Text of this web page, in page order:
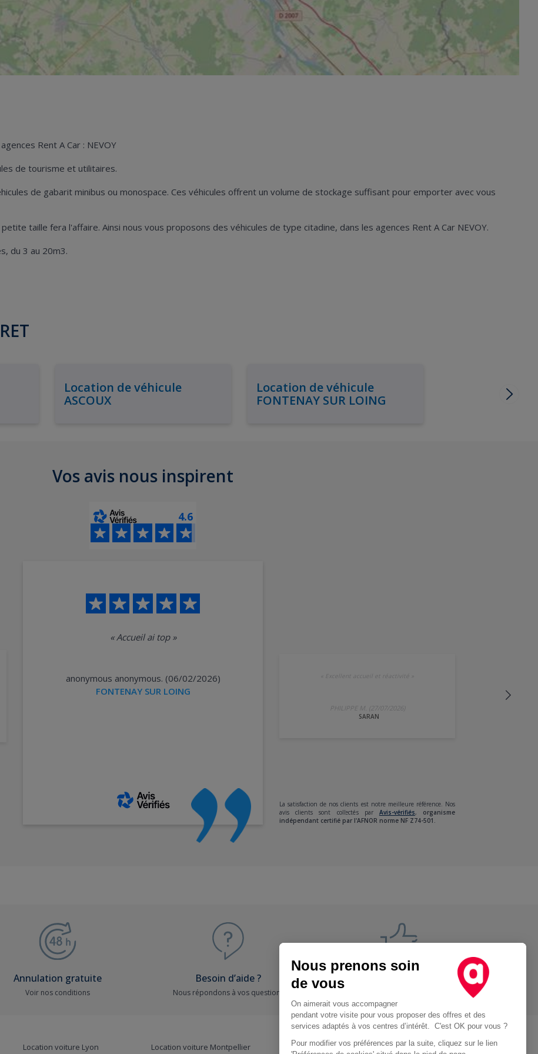
Rent A Car : NEVOY
de tourisme et utilitaires.
de gabarit minibus ou monospace. Ces véhicules offrent un volume de stockage suffisant pour emporter avec vous
taille fera l'affaire. Ainsi nous vous proposons des véhicules de type citadine, dans les agences Rent A Car NEVOY.
du 3 au 20m3.
Location de véhicule
ASCOUX
Location de véhicule
FONTENAY SUR LOING
Vos avis nous inspirent
4.6
«Accueil ai top»
anonymous anonymous. (06/02/2026)
FONTENAY SUR LOING
Excellent accueil et réactivité
PHILIPPE M. (27/07/2026)
SARAN
La satisfaction de nos clients est notre meilleure référence. Nos
avis clients sont collectés par Avis-vérifiés, organisme
indépendant certifié par l'AFNOR norme NF Z74-501.
Annulation gratuite
Voir nos conditions
Besoin d’aide ?
Nous répondons à vos questions
Location voiture Lyon Location voiture Montpellier Location d'utilitaire à Paris
Nous prenons soin
de vous
On aimerait vous accompagner
pendant votre visite pour vous proposer des offres et des
services adaptés à vos centres d’intérêt. C'est OK pour vous ?
Pour modifier vos préférences par la suite, cliquez sur le lien